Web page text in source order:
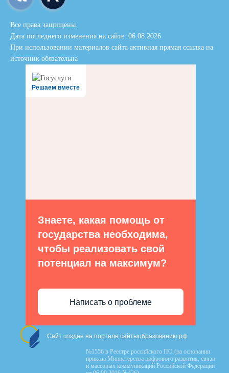
Все права защищены.
Дата последнего изменения на сайте: 06.08.2026
При использовании материалов сайта активная прямая ссылка на
источник обязательна
Решаем вместе
Знаете, какая помощь от
государства необходима,
чтобы реализовать свой
потенциал на максимум?
Написать о проблеме
Сайт создан на портале сайтыобразованию.рф
№1556 в Реестре российского ПО (на основании
приказа Министерства цифрового развития, связи
и массовых коммуникаций Российской Федерации